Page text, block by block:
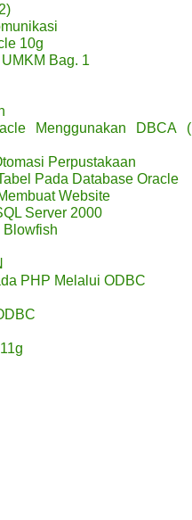
10g
Bag. 1
Menggunakan DBCA
Perpustakaan
Pada Database Oracle
Website
Server 2000
Blowfish
PHP Melalui ODBC